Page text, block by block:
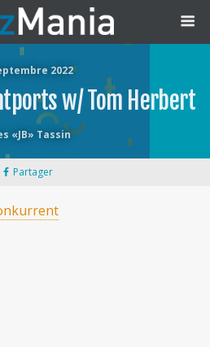
2022
w/ Tom Herbert
«JB» Tassin
Partager